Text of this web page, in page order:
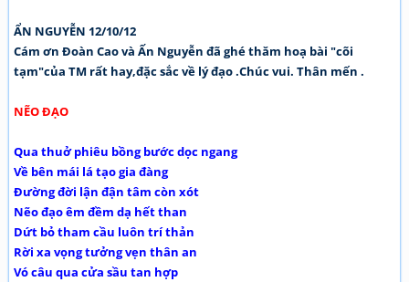
ẨN NGUYỄN 12/10/12
Cám ơn Đoàn Cao và Ấn Nguyễn đã ghé thăm hoạ bài "cõi
tạm"của TM rất hay,đặc sắc về lý đạo .Chúc vui. Thân mến .
NẼO ĐẠO
Qua thuở phiêu bồng bước dọc ngang
Về bên mái lá tạo gia đàng
Đường đời lận đận tâm còn xót
Nẽo đạo êm đềm dạ hết than
Dứt bỏ tham cầu luôn trí thản
Rời xa vọng tưởng vẹn thân an
Vó câu qua cửa sầu tan hợp